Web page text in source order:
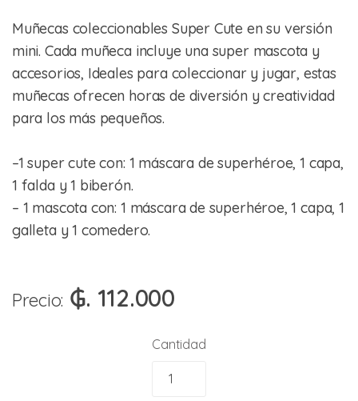
Muñecas coleccionables Super Cute en su versión
mini. Cada muñeca incluye una super mascota y
accesorios, Ideales para coleccionar y jugar, estas
muñecas ofrecen horas de diversión y creatividad
para los más pequeños.
–1 super cute con: 1 máscara de superhéroe, 1 capa,
1 falda y 1 biberón.
– 1 mascota con: 1 máscara de superhéroe, 1 capa, 1
galleta y 1 comedero.
Precio: ₲. 112.000
Cantidad